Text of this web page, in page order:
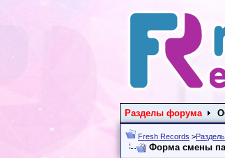
Разделы форума
Fresh Records >
Форма смены